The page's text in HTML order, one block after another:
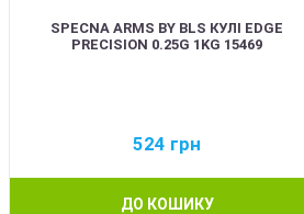
SPECNA ARMS BY BLS КУЛІ EDGE
PRECISION 0.25G 1KG 15469
524 грн
ДО КОШИКУ